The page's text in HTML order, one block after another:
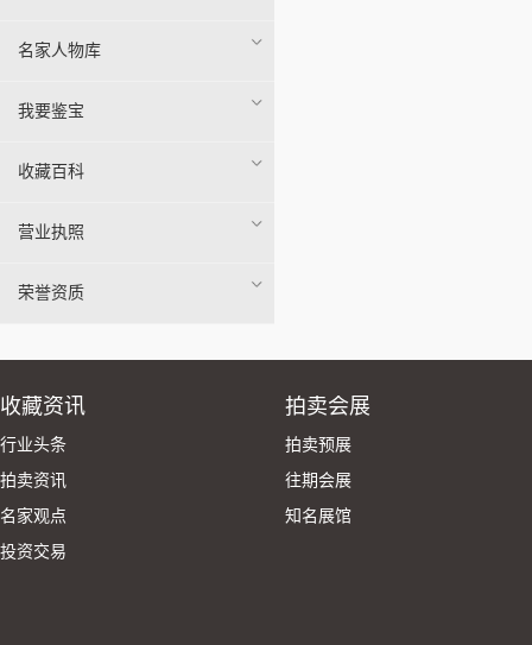
名家人物库
我要鉴宝
收藏百科
营业执照
荣誉资质
收藏资讯
行业头条
拍卖资讯
名家观点
投资交易
拍卖会展
拍卖预展
往期会展
知名展馆